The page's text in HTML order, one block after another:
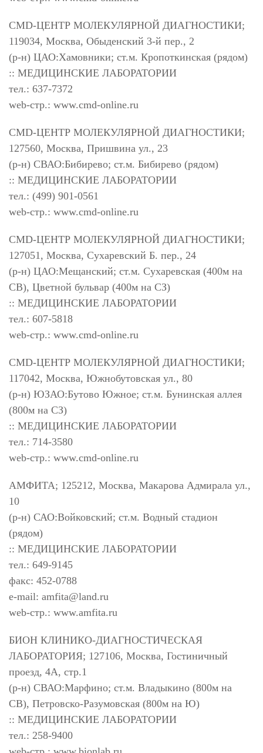
CMD-ЦЕНТР МОЛЕКУЛЯРНОЙ ДИАГНОСТИКИ;
119034, Москва, Обыденский 3-й пер., 2
(р-н) ЦАО:Хамовники; ст.м. Кропоткинская (рядом)
:: МЕДИЦИНСКИЕ ЛАБОРАТОРИИ
тел.: 637-7372
web-стр.: www.cmd-online.ru
CMD-ЦЕНТР МОЛЕКУЛЯРНОЙ ДИАГНОСТИКИ;
127560, Москва, Пришвина ул., 23
(р-н) СВАО:Бибирево; ст.м. Бибирево (рядом)
:: МЕДИЦИНСКИЕ ЛАБОРАТОРИИ
тел.: (499) 901-0561
web-стр.: www.cmd-online.ru
CMD-ЦЕНТР МОЛЕКУЛЯРНОЙ ДИАГНОСТИКИ;
127051, Москва, Сухаревский Б. пер., 24
(р-н) ЦАО:Мещанский; ст.м. Сухаревская (400м на
СВ), Цветной бульвар (400м на СЗ)
:: МЕДИЦИНСКИЕ ЛАБОРАТОРИИ
тел.: 607-5818
web-стр.: www.cmd-online.ru
CMD-ЦЕНТР МОЛЕКУЛЯРНОЙ ДИАГНОСТИКИ;
117042, Москва, Южнобутовская ул., 80
(р-н) ЮЗАО:Бутово Южное; ст.м. Бунинская аллея
(800м на СЗ)
:: МЕДИЦИНСКИЕ ЛАБОРАТОРИИ
тел.: 714-3580
web-стр.: www.cmd-online.ru
АМФИТА; 125212, Москва, Макарова Адмирала ул.,
10
(р-н) САО:Войковский; ст.м. Водный стадион
(рядом)
:: МЕДИЦИНСКИЕ ЛАБОРАТОРИИ
тел.: 649-9145
факс: 452-0788
e-mail: amfita@land.ru
web-стр.: www.amfita.ru
БИОН КЛИНИКО-ДИАГНОСТИЧЕСКАЯ
ЛАБОРАТОРИЯ; 127106, Москва, Гостиничный
проезд, 4А, стр.1
(р-н) СВАО:Марфино; ст.м. Владыкино (800м на
СВ), Петровско-Разумовская (800м на Ю)
:: МЕДИЦИНСКИЕ ЛАБОРАТОРИИ
тел.: 258-9400